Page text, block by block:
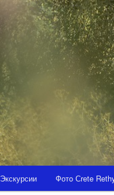
Экскурсии Фотo Сrete